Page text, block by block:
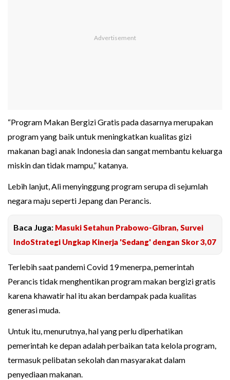
“Program Makan Bergizi Gratis pada dasarnya merupakan
program yang baik untuk meningkatkan kualitas gizi
makanan bagi anak Indonesia dan sangat membantu keluarga
miskin dan tidak mampu,” katanya.
Lebih lanjut, Ali menyinggung program serupa di sejumlah
negara maju seperti Jepang dan Perancis.
Baca Juga: Masuki Setahun Prabowo-Gibran, Survei
IndoStrategi Ungkap Kinerja 'Sedang' dengan Skor 3,07
Terlebih saat pandemi Covid 19 menerpa, pemerintah
Perancis tidak menghentikan program makan bergizi gratis
karena khawatir hal itu akan berdampak pada kualitas
generasi muda.
Untuk itu, menurutnya, hal yang perlu diperhatikan
pemerintah ke depan adalah perbaikan tata kelola program,
termasuk pelibatan sekolah dan masyarakat dalam
penyediaan makanan.